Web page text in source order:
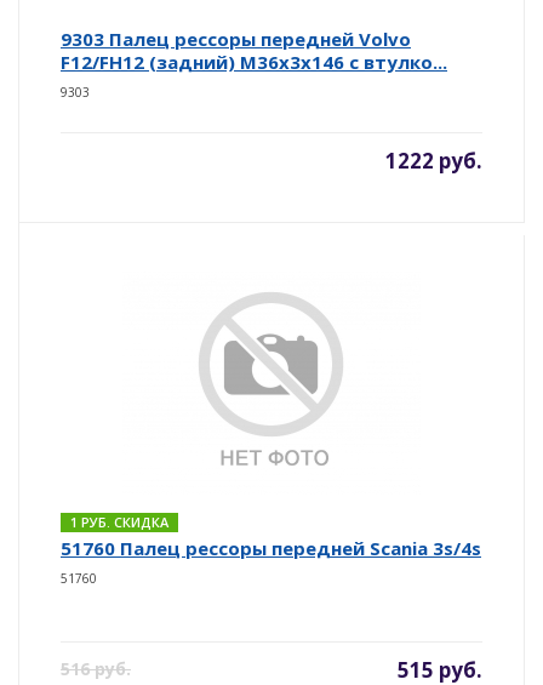
9303 Палец рессоры передней Volvo
F12/FH12 (задний) M36x3x146 c втулко...
9303
1222 руб.
1 РУБ. СКИДКА
51760 Палец рессоры передней Scania 3s/4s
51760
516 руб. 515 руб.